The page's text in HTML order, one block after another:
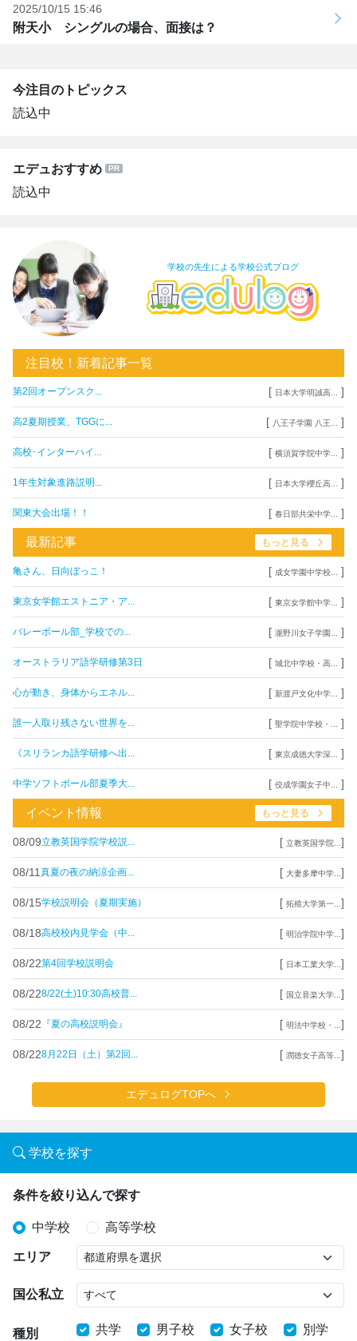
2025/10/15 15:46
附天小 シングルの場合、面接は？
今注目のトピックス
読込中
エデュおすすめ
読込中
学校の先生による学校公式ブログ
注目校！新着記事一覧
第2回オープンスク... [ 日本大学明誠高... ]
高2夏期授業、TGGに... [ 八王子学園 八王... ]
高校･インターハイ... [ 横須賀学院中学... ]
1年生対象進路説明... [ 日本大学櫻丘高... ]
関東大会出場！！ [ 春日部共栄中学... ]
最新記事 もっと見る
亀さん、日向ぼっこ！ [ 成女学園中学校... ]
東京女学館エストニア・ア... [ 東京女学館中学... ]
バレーボール部_学校での... [ 瀧野川女子学園... ]
オーストラリア語学研修第3日 [ 城北中学校・高... ]
心が動き、身体からエネル... [ 新渡戸文化中学... ]
誰一人取り残さない世界を... [ 聖学院中学校・... ]
《スリランカ語学研修へ出... [ 東京成徳大学深... ]
中学ソフトボール部夏季大... [ 佼成学園女子中... ]
イベント情報 もっと見る
08/09立教英国学院学校説... [ 立教英国学院... ]
08/11 真夏の夜の納涼企画... [ 大妻多摩中学... ]
08/15学校説明会（夏期実施） [ 拓殖大学第一... ]
08/18高校校内見学会（中... [ 明治学院中学... ]
08/22第4回学校説明会 [ 日本工業大学... ]
08/228/22(土)10:30高校普... [ 国立音楽大学... ]
08/22 『夏の高校説明会』 [ 明法中学校・... ]
08/228月22日（土）第2回... [ 潤徳女子高等... ]
エデュログTOPへ
学校を探す
条件を絞り込んで探す
中学校 高等学校
エリア
国公私立
種別 共学 男子校 女子校 別学